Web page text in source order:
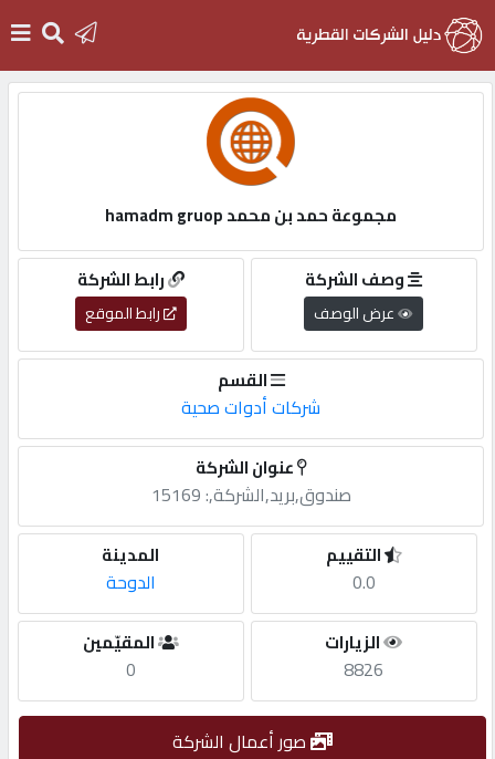
التسجيل
English
أضف
مطلوب
طلب
الاحصائيات
مجموعة حمد بن محمد hamadm gruop
رابط الشركة
رابط الموقع
وصف الشركة
عرض الوصف
القسم
شركات أدوات صحية
عنوان الشركة
صندوق,بريد,الشركة,: 15169
المدينة
الدوحة
التقييم
0.0
المقيّمين
0
الزيارات
8826
صور أعمال الشركة